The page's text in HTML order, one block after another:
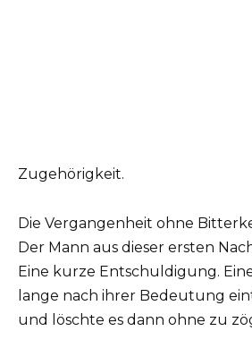
Zugehörigkeit.
Die Vergangenheit ohne
Der Mann aus dieser ersten
Eine kurze Entschuldigung.
lange nach ihrer Bedeutung
und löschte es dann ohne zu